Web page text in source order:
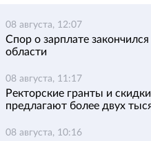
08 августа, 12:07
Спор о зарплате
области
08 августа, 11:17
Ректорские гранты и
предлагают более двух
08 августа, 10:16